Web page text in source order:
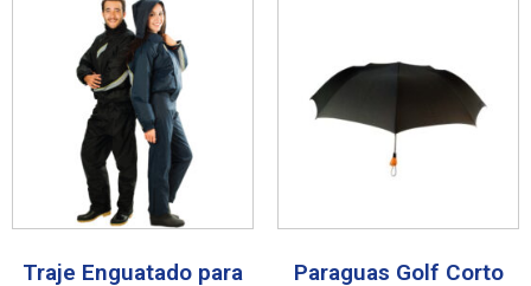
Traje Enguatado para
Paraguas Golf Corto